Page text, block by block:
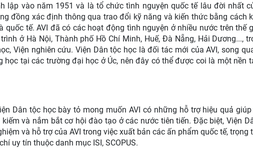
lập vào năm 1951 và là tổ chức tình nguyện quốc tế lâu đời nhất
đồng xác định thông qua trao đổi kỹ năng và kiến thức bằng cách
tế. AVI đã có các hoạt động tình nguyện ở nhiều nước trên thế
ở Hà Nội, Thành phố Hồ Chí Minh, Huế, Đà Nẵng, Hải Dương...,
Viện nghiên cứu. Viện Dân tộc học là đối tác mới của AVI, song
tại các trường đại học ở Úc, nên đây có thể được coi là một nền
Dân tộc học bày tỏ mong muốn AVI có những hỗ trợ hiệu quả
và nắm bắt cơ hội đào tạo ở các nước tiên tiến. Đặc biệt, Viện
và hỗ trợ của AVI trong việc xuất bản các ấn phẩm quốc tế, trọng
uy tín thuộc danh mục ISI, SCOPUS.